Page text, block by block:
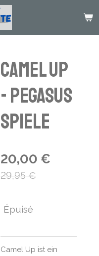
Camel Up
- Pegasus
Spiele
20,00 €
29,95 €
Épuisé
Camel Up ist ein